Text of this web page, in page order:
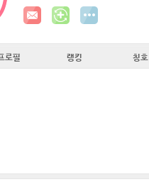
로필 랭킹 칭호